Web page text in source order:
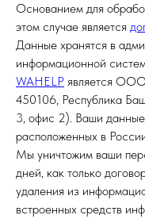
Основанием для
этом случае является
Данные хранятся в
информационной
WAHELP является
450106, Республика
3, офис 2). Ваши данные
расположенных в
Мы уничтожим ваши
дней, как только
удаления из
встроенных средств